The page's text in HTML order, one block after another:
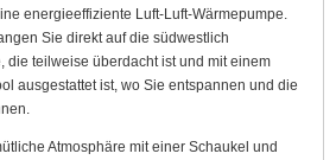
energieeffiziente Luft-Luft-Wärmepumpe.
Sie direkt auf die südwestlich
die teilweise überdacht ist und mit einem
ausgestattet ist, wo Sie entspannen und die
Atmosphäre mit einer Schaukel und